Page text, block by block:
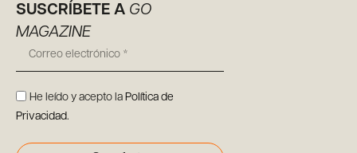
SUSCRÍBETE A GO
MAGAZINE
He leído y acepto la Política de
Privacidad.